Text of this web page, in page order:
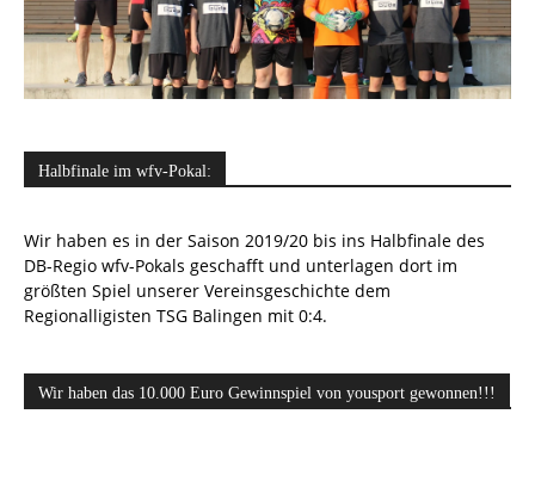
Halbfinale im wfv-Pokal:
Wir haben es in der Saison 2019/20 bis ins Halbfinale des
DB-Regio wfv-Pokals geschafft und unterlagen dort im
größten Spiel unserer Vereinsgeschichte dem
Regionalligisten TSG Balingen mit 0:4.
Wir haben das 10.000 Euro Gewinnspiel von yousport gewonnen!!!